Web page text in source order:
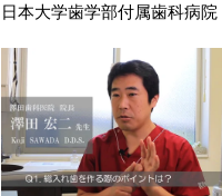
日本大学歯学部付属歯科病院